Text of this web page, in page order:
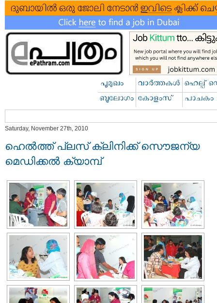
Saturday, November 27th, 2010
ഹെല്‍ത്ത്‌ പ്ലസ്‌ ക്ലിനിക്ക്‌ സൌജന്യ
മെഡിക്കല്‍ ക്യാമ്പ്‌